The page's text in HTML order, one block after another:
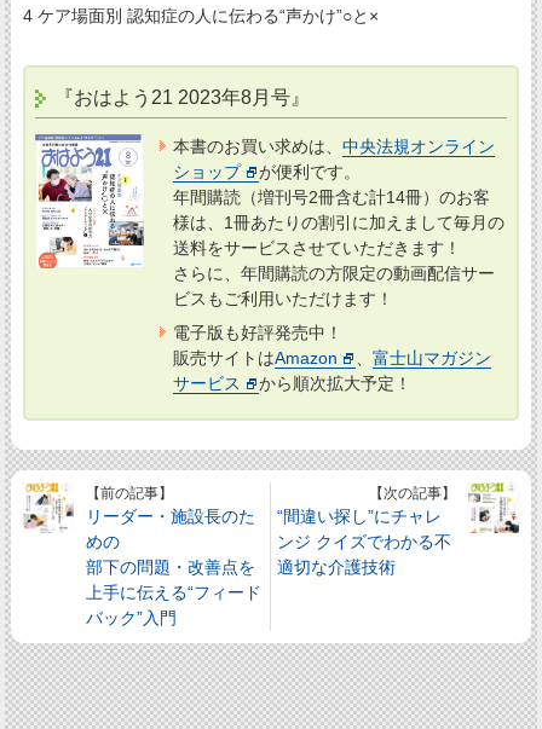
4 ケア場面別 認知症の人に伝わる“声かけ”○と×
『おはよう21 2023年8月号』
本書のお買い求めは、中央法規オンライン
ショップ
が便利です。
年間購読（増刊号2冊含む計14冊）のお客
様は、1冊あたりの割引に加えまして毎月の
送料をサービスさせていただきます！
さらに、年間購読の方限定の動画配信サー
ビスもご利用いただけます！
電子版も好評発売中！
販売サイトはAmazon 、富士山マガジン
サービス
から順次拡大予定！
【前の記事】
リーダー・施設長のた
めの
部下の問題・改善点を
上手に伝える“フィード
バック”入門
【次の記事】
“間違い探し”にチャレ
ンジ クイズでわかる不
適切な介護技術